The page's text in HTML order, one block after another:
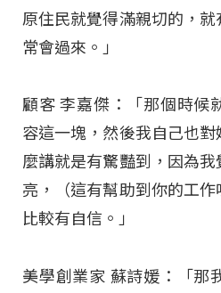
原住民就覺得滿親切的，
常會過來。」
顧客 李嘉傑：「那個時候
容這一塊，然後我自己也
麼講就是有驚豔到，因為
亮，（這有幫助到你的工
比較有自信。」
美學創業家 蘇詩媛：「那